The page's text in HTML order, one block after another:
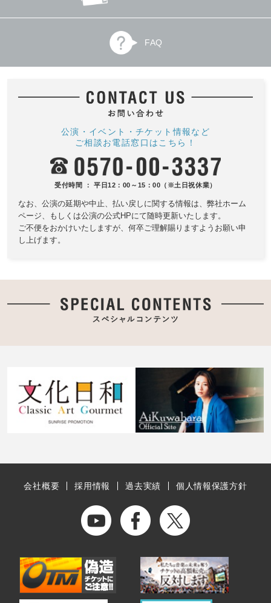
FAQ
公演・イベント・チケット情報など
ご相談お電話窓口はこちら！
受付時間 ： 平日12：00～15：00（※土日祝休業）
なお、公演の延期や中止、払い戻しに関する情報は、 弊社ホーム
ページ、もしくは公演の公式HPにて随時更新いたします。
ご不便をおかけいたしますが、何卒ご理解賜りますようお願い申
し上げます。
会社概要 採用情報 過去実績 個人情報保護方針